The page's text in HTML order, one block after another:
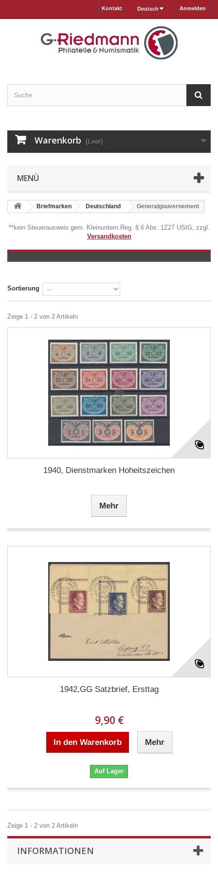
Anmelden
Deutsch
Kontakt
Warenkorb (Leer)
MENÜ
Briefmarken Deutschland Generalgouvernement
**kein Steuerausweis gem. Kleinuntern.Reg. § 6 Abs. 1Z27 UStG, zzgl.
Versandkosten
Sortierung
Zeige 1 - 2 von 2 Artikeln
1940, Dienstmarken Hoheitszeichen
Mehr
1942,GG Satzbrief, Ersttag
9,90 €
In den Warenkorb Mehr
Auf Lager
Zeige 1 - 2 von 2 Artikeln
INFORMATIONEN